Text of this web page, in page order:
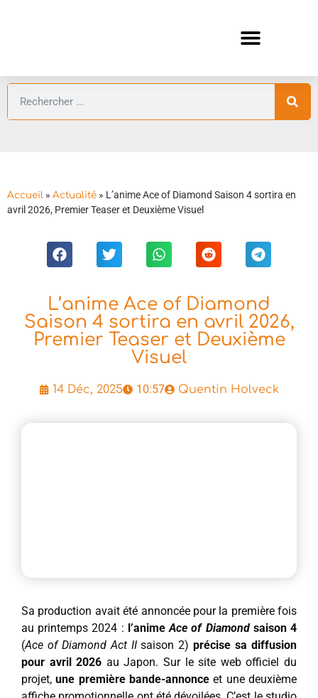
Accueil » Actualité » L’anime Ace of Diamond Saison 4 sortira en
avril 2026, Premier Teaser et Deuxième Visuel
L’anime Ace of Diamond
Saison 4 sortira en avril 2026,
Premier Teaser et Deuxième
Visuel
14 Déc, 2025 10:57 Quentin Holveck
Sa production avait été annoncée pour la première fois
au printemps 2024 : l’animeAce of Diamondsaison 4
(Ace of Diamond Act IIsaison 2)précise sa diffusion
pour avril 2026 au Japon. Sur le site web officiel du
projet,une première bande-annonce et une deuxième